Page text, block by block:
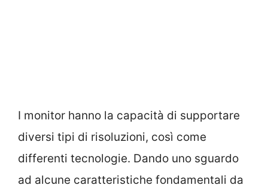
I monitor hanno la capacità di supportare
diversi tipi di risoluzioni, così come
differenti tecnologie. Dando uno sguardo
ad alcune caratteristiche fondamentali da